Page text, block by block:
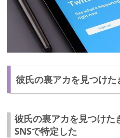
彼氏の裏アカを見つけた
彼氏の裏アカを見つけ
SNSで特定した